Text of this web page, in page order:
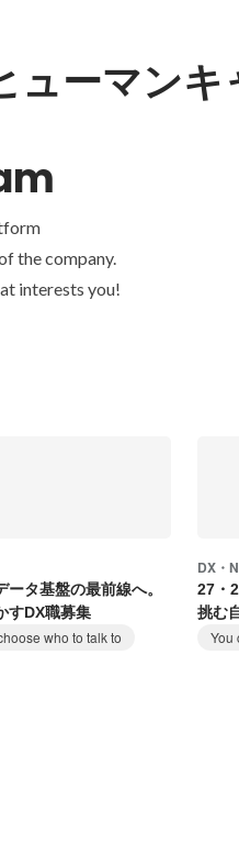
ューマンキ
the company.
interests you!
ータ基盤の最前線へ。
すDX職募集
who to talk to
DX・
27・
挑む
You